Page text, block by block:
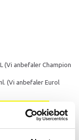
(Vi anbefaler Champion
(Vi anbefaler Eurol
og gearolie
købe det samlet, og